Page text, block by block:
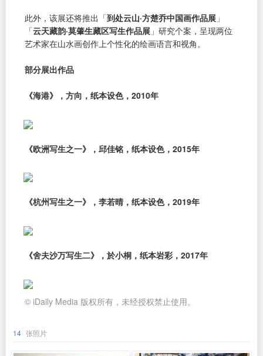
此外，该展还将推出「到处云山·方楚乔中国画作品展 」
「云天藏韵·莫肇生藏区写生作品展 」研究个案，呈现两位
艺术家在山水画创作上个性化的绘画语言和视角。
部分展出作品
《海港》，方向，纸本设色，2010年
《欧洲写生之一》，邱佳铭，纸本设色，2015年
《杭州写生之一》，李若晴，纸本设色，2019年
《舍夫沙万写生二》，於小桐，纸本岩彩，2017年
© iDaily Media 版权所有，未经授权禁止使用。
14 张照片